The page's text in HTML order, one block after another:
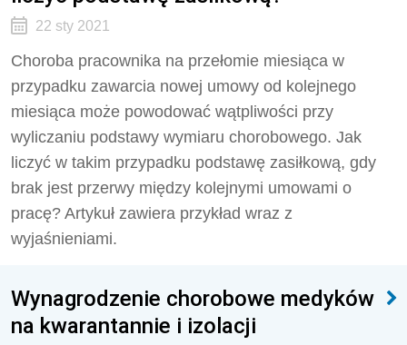
22 sty 2021
Choroba pracownika na przełomie miesiąca w
przypadku zawarcia nowej umowy od kolejnego
miesiąca może powodować wątpliwości przy
wyliczaniu podstawy wymiaru chorobowego. Jak
liczyć w takim przypadku podstawę zasiłkową, gdy
brak jest przerwy między kolejnymi umowami o
pracę? Artykuł zawiera przykład wraz z
wyjaśnieniami.
Wynagrodzenie chorobowe medyków
na kwarantannie i izolacji